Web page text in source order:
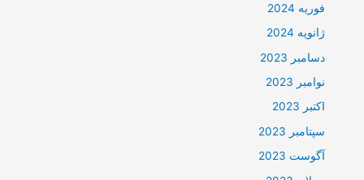
فوریه 2024
ژانویه 2024
دسامبر 2023
نوامبر 2023
اکتبر 2023
سپتامبر 2023
آگوست 2023